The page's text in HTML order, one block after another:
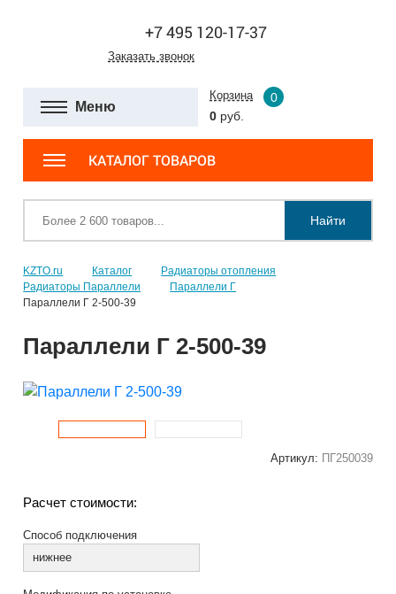
+7 495 120-17-37
Заказать звонок
Меню
Корзина
0
0 руб.
КАТАЛОГ ТОВАРОВ
Найти
KZTO.ru Каталог
Радиаторы отопления
Радиаторы Параллели
Параллели Г
Параллели Г 2-500-39
Параллели Г 2-500-39
Артикул: ПГ250039
Расчет стоимости:
Способ подключения
нижнее